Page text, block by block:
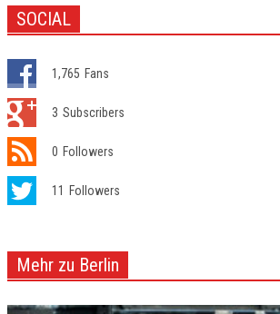
SOCIAL
1,765 Fans
3 Subscribers
0 Followers
11 Followers
Mehr zu Berlin